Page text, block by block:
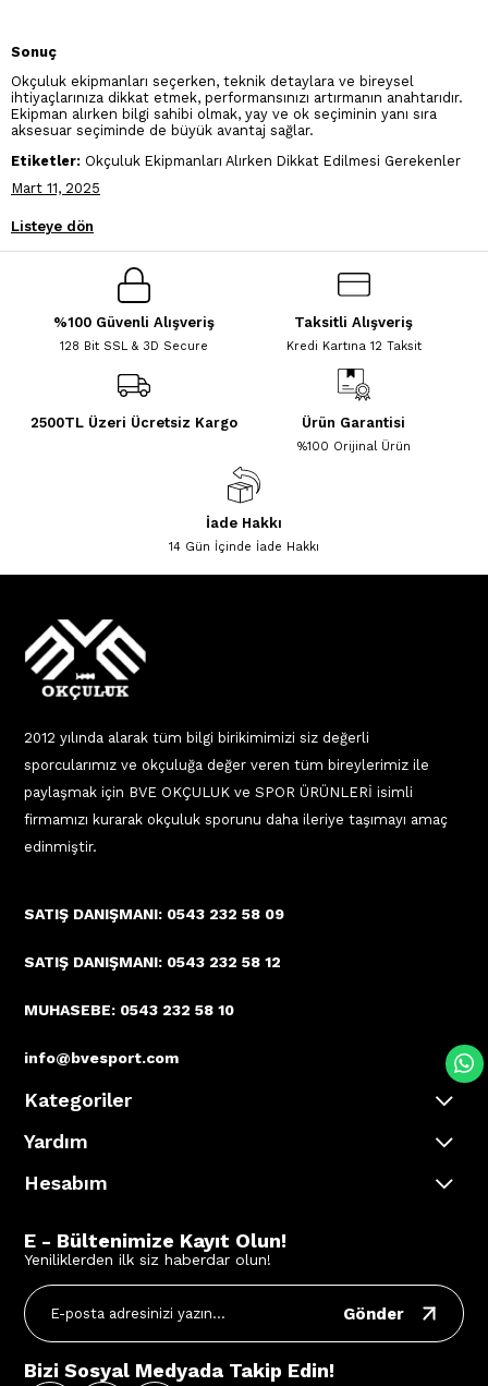
Sonuç
Okçuluk ekipmanları seçerken, teknik detaylara ve bireysel
ihtiyaçlarınıza dikkat etmek, performansınızı artırmanın anahtarıdır.
Ekipman alırken bilgi sahibi olmak, yay ve ok seçiminin yanı sıra
aksesuar seçiminde de büyük avantaj sağlar.
Etiketler: Okçuluk Ekipmanları Alırken Dikkat Edilmesi Gerekenler
Mart 11, 2025
Listeye dön
%100 Güvenli Alışveriş
128 Bit SSL & 3D Secure
Taksitli Alışveriş
Kredi Kartına 12 Taksit
2500TL Üzeri Ücretsiz Kargo Ürün Garantisi
%100 Orijinal Ürün
İade Hakkı
14 Gün İçinde İade Hakkı
2012 yılında alarak tüm bilgi birikimimizi siz değerli
sporcularımız ve okçuluğa değer veren tüm bireylerimiz ile
paylaşmak için BVE OKÇULUK ve SPOR ÜRÜNLERİ isimli
firmamızı kurarak okçuluk sporunu daha ileriye taşımayı amaç
edinmiştir.
SATIŞ DANIŞMANI: 0543 232 58 09
SATIŞ DANIŞMANI: 0543 232 58 12
MUHASEBE: 0543 232 58 10
info@bvesport.com
Kategoriler
Yardım
Hesabım
E - Bültenimize Kayıt Olun!
Yeniliklerden ilk siz haberdar olun!
Gönder
Bizi Sosyal Medyada Takip Edin!